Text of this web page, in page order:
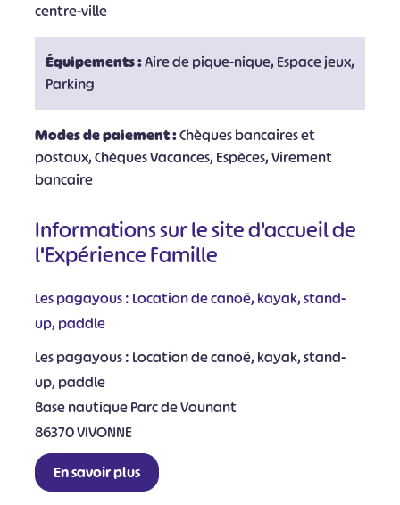
centre-ville
Équipements :Aire de pique-nique, Espace jeux,
Parking
Modes de paiement :Chèques bancaires et
postaux, Chèques Vacances, Espèces, Virement
bancaire
Informations sur le site d'accueil de
l'Expérience Famille
Les pagayous : Location de canoë, kayak, stand-
up, paddle
Les pagayous : Location de canoë, kayak, stand-
up, paddle
Base nautique Parc de Vounant
86370 VIVONNE
En savoir plus